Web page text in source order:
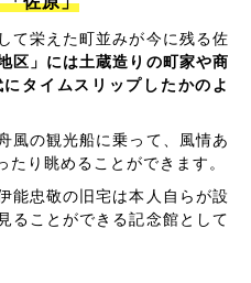
て栄えた町並みが今に残る佐
区」には土蔵造りの町家や商
タイムスリップしたかのよ
風の観光船に乗って、風情あ
り眺めることができます。
能忠敬の旧宅は本人自らが設
ることができる記念館として